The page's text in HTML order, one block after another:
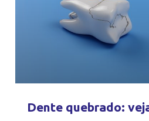
Dente quebrado: